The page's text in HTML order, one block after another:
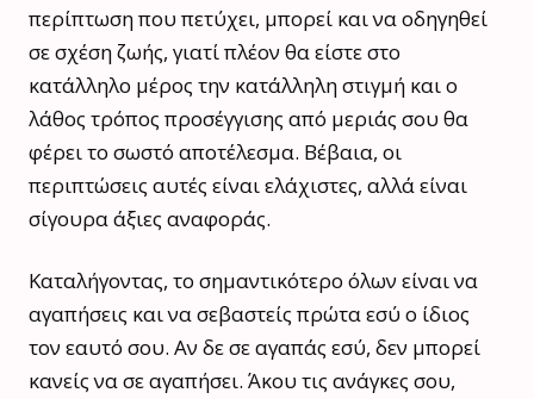
περίπτωση που πετύχει, μπορεί και να οδηγηθεί
σε σχέση ζωής, γιατί πλέον θα είστε στο
κατάλληλο μέρος την κατάλληλη στιγμή και ο
λάθος τρόπος προσέγγισης από μεριάς σου θα
φέρει το σωστό αποτέλεσμα. Βέβαια, οι
περιπτώσεις αυτές είναι ελάχιστες, αλλά είναι
σίγουρα άξιες αναφοράς.
Καταλήγοντας, το σημαντικότερο όλων είναι να
αγαπήσεις και να σεβαστείς πρώτα εσύ ο ίδιος
τον εαυτό σου. Αν δε σε αγαπάς εσύ, δεν μπορεί
κανείς να σε αγαπήσει. Άκου τις ανάγκες σου,